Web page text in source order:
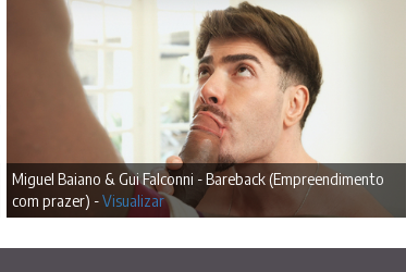
Miguel Baiano & Gui Falconni - Bareback (Empreendimento
com prazer) -Visualizar